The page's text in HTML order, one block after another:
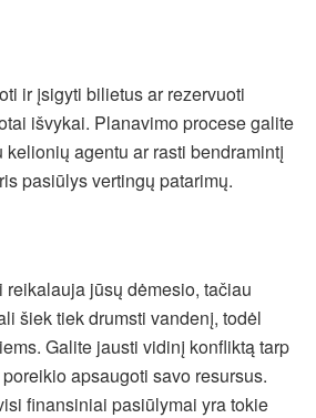
ir įsigyti bilietus ar rezervuoti
išvykai. Planavimo procese galite
agentu ar rasti bendramintį
pasiūlys vertingų patarimų.
jūsų dėmesio, tačiau
šiek tiek drumsti vandenį, todėl
Galite jausti vidinį konfliktą tarp
apsaugoti savo resursus.
finansiniai pasiūlymai yra tokie